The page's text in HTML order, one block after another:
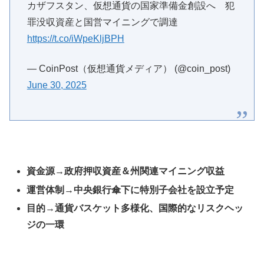
カザフスタン、仮想通貨の国家準備金創設へ 犯
罪没収資産と国営マイニングで調達
https://t.co/iWpeKljBPH
— CoinPost（仮想通貨メディア） (@coin_post)
June 30, 2025
資金源→政府押収資産＆州関連マイニング収益
運営体制→中央銀行傘下に特別子会社を設立予定
目的→通貨バスケット多様化、国際的なリスクヘッ
ジの一環